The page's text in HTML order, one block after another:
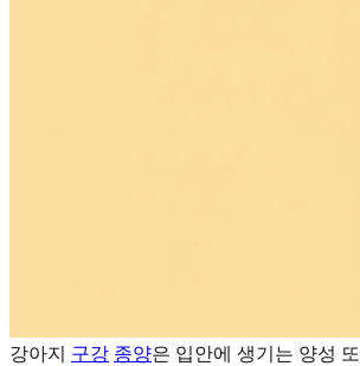
강아지 구강 종양은 입안에 생기는 양성